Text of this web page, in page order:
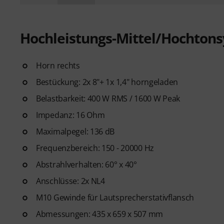
Hochleistungs-Mittel/
Horn rechts
Bestückung: 2x 8"+ 1x 1,4" horngeladen
Belastbarkeit: 400 W RMS / 1600 W Peak
Impedanz: 16 Ohm
Maximalpegel: 136 dB
Frequenzbereich: 150 - 20000 Hz
Abstrahlverhalten: 60° x 40°
Anschlüsse: 2x NL4
M10 Gewinde für Lautsprecherstativflansch
Abmessungen: 435 x 659 x 507 mm